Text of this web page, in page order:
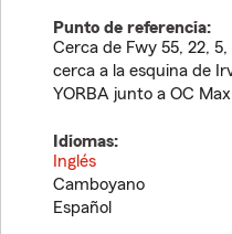
Punto de referencia:
Cerca de Fwy 55, 22, 5,
cerca a la esquina de
YORBA junto a OC
Idiomas:
Inglés
Camboyano
Español